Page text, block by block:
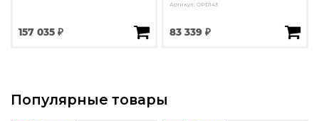
157 035 ₽
Артикул: OPD143
83 339 ₽
Популярные товары